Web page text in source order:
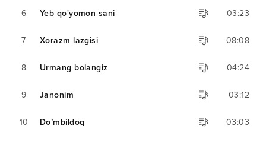
6 Yeb qo'yomon sani 03:23
7 Xorazm lazgisi 08:08
8 Urmang bolangiz 04:24
9 Janonim 03:12
10 Do’mbildoq 03:03